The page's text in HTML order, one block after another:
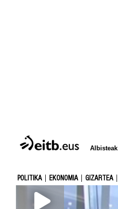
Albisteak
POLITIKA EKONOMIA GIZARTEA